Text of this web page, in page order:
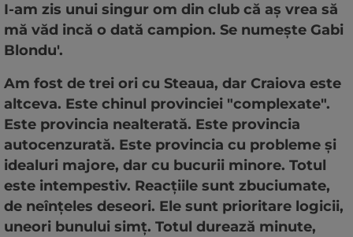
I-am zis unui singur om din club că aș vrea să
mă văd incă o dată campion. Se numește Gabi
Blondu'.
Am fost de trei ori cu Steaua, dar Craiova este
altceva. Este chinul provinciei "complexate".
Este provincia nealterată. Este provincia
autocenzurată. Este provincia cu probleme și
idealuri majore, dar cu bucurii minore. Totul
este intempestiv. Reacțiile sunt zbuciumate,
de neînțeles deseori. Ele sunt prioritare logicii,
uneori bunului simț. Totul durează minute,